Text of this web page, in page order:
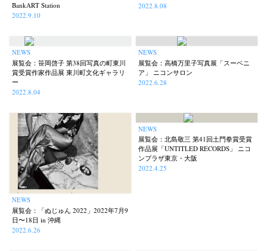
BankART Station
2022.9.10
2022.8.08
NEWS
展覧会：笹岡啓子 第38回写真の町東川
賞受賞作家作品展 東川町文化ギャラリ
ー
2022.8.04
NEWS
展覧会：高橋万里子写真展「スーベニ
ア」 ニコンサロン
2022.6.28
NEWS
展覧会：「ぬじゅん 2022」2022年7月9
日〜18日 in 沖縄
2022.6.26
NEWS
展覧会：北島敬三 第41回土門拳賞受賞
作品展「UNTITLED RECORDS」 ニコ
ンプラザ東京・大阪
2022.4.25